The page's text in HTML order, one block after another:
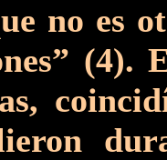
no es
(4).